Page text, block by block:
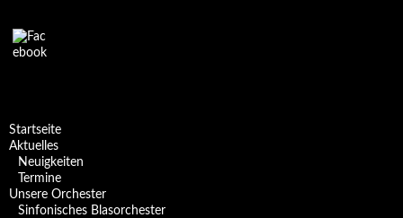
Startseite
Aktuelles
Neuigkeiten
Termine
Unsere Orchester
Sinfonisches Blasorchester